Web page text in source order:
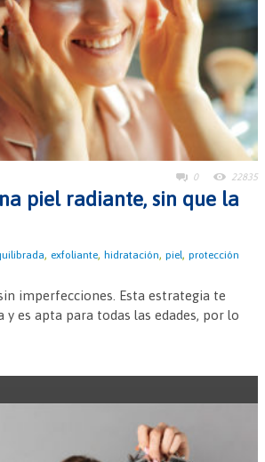
0 22835
piel radiante, sin que la
, exfoliante, hidratación, piel, protección
imperfecciones. Esta estrategia te
y es apta para todas las edades, por lo